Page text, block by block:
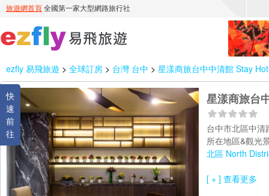
ezfly 易飛旅遊 > 全球訂房 > 台灣 台中 > 星漾商旅台中中清館 Stay
快
速
前
往
星漾商旅台
台中市北區中
所在地區&觀光
北區 North
[ + ] 查看更多